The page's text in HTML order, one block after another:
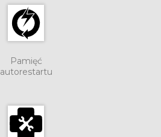
Pamięć
autorestartu